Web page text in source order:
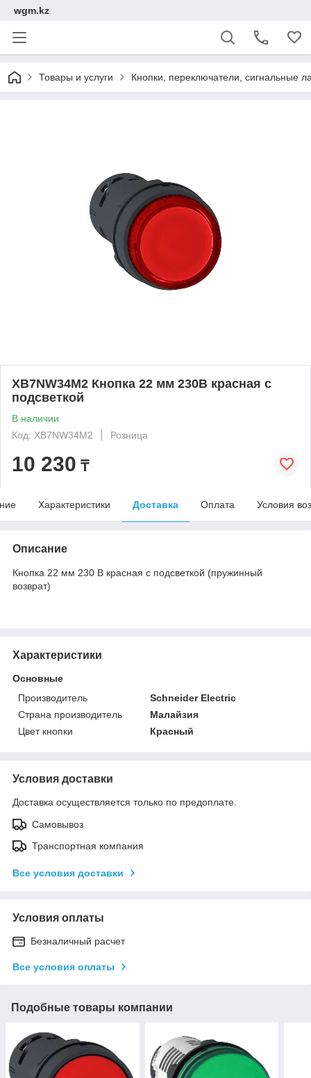
wgm.kz
Товары и услуги Кнопки, переключатели, сигнальные
XB7NW34M2 Кнопка 22 мм 230В красная с
подсветкой
В наличии
Код: XB7NW34M2
Розница
10 230 ₸
Характеристики Доставка Оплата Условия
Описание
Кнопка 22 мм 230 В красная с подсветкой (пружинный
возврат)
Характеристики
Основные
Производитель
Schneider Electric
Страна производитель
Малайзия
Цвет кнопки
Красный
Условия доставки
Доставка осуществляется только по предоплате.
Самовывоз
Транспортная компания
Все условия доставки
Условия оплаты
Безналичный расчет
Все условия оплаты
Подобные товары компании